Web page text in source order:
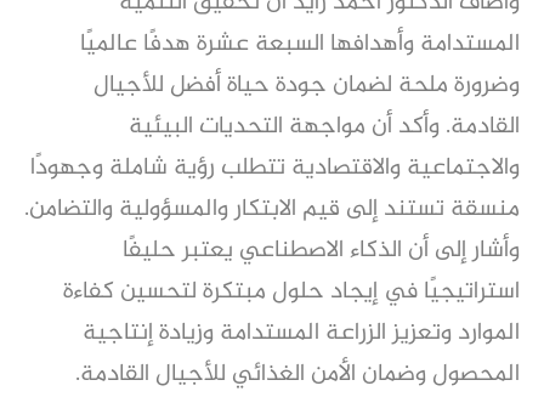
المستدامة وأهدافها السبعة عشرة هدفًا عالميًا
وضرورة ملحة لضمان جودة حياة أفضل للأجيال
القادمة. وأكد أن مواجهة التحديات البيئية
والاجتماعية والاقتصادية تتطلب رؤية شاملة وجهودًا
منسقة تستند إلى قيم الابتكار والمسؤولية والتضامن.
وأشار إلى أن الذكاء الاصطناعي يعتبر حليفًا
استراتيجيًا في إيجاد حلول مبتكرة لتحسين كفاءة
الموارد وتعزيز الزراعة المستدامة وزيادة إنتاجية
المحصول وضمان الأمن الغذائي للأجيال القادمة.